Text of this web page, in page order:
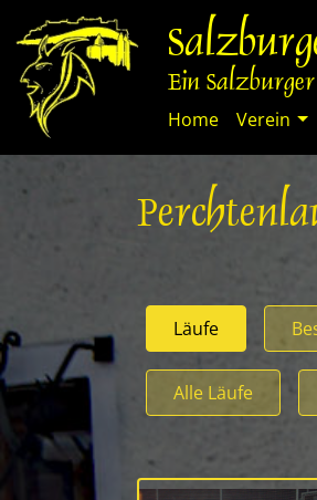
zum
Inhalt
Ein
Home Verein
Läufe
Alle Läufe